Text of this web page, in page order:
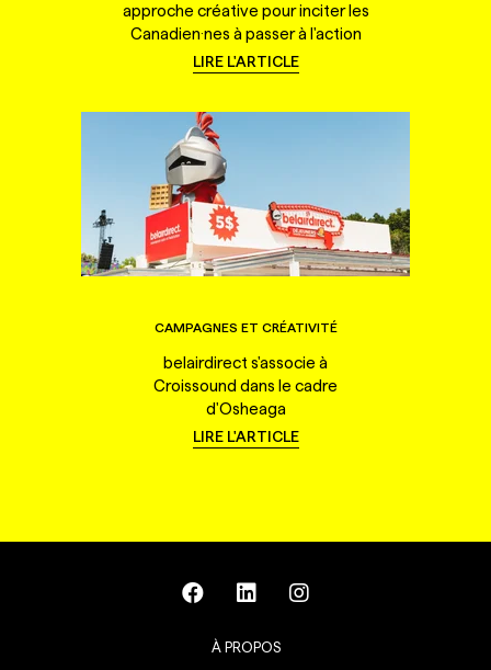
approche créative pour inciter les
Canadien·nes à passer à l'action
LIRE L'ARTICLE
CAMPAGNES ET CRÉATIVITÉ
belairdirect s'associe à
Croissound dans le cadre
d'Osheaga
LIRE L'ARTICLE
À PROPOS